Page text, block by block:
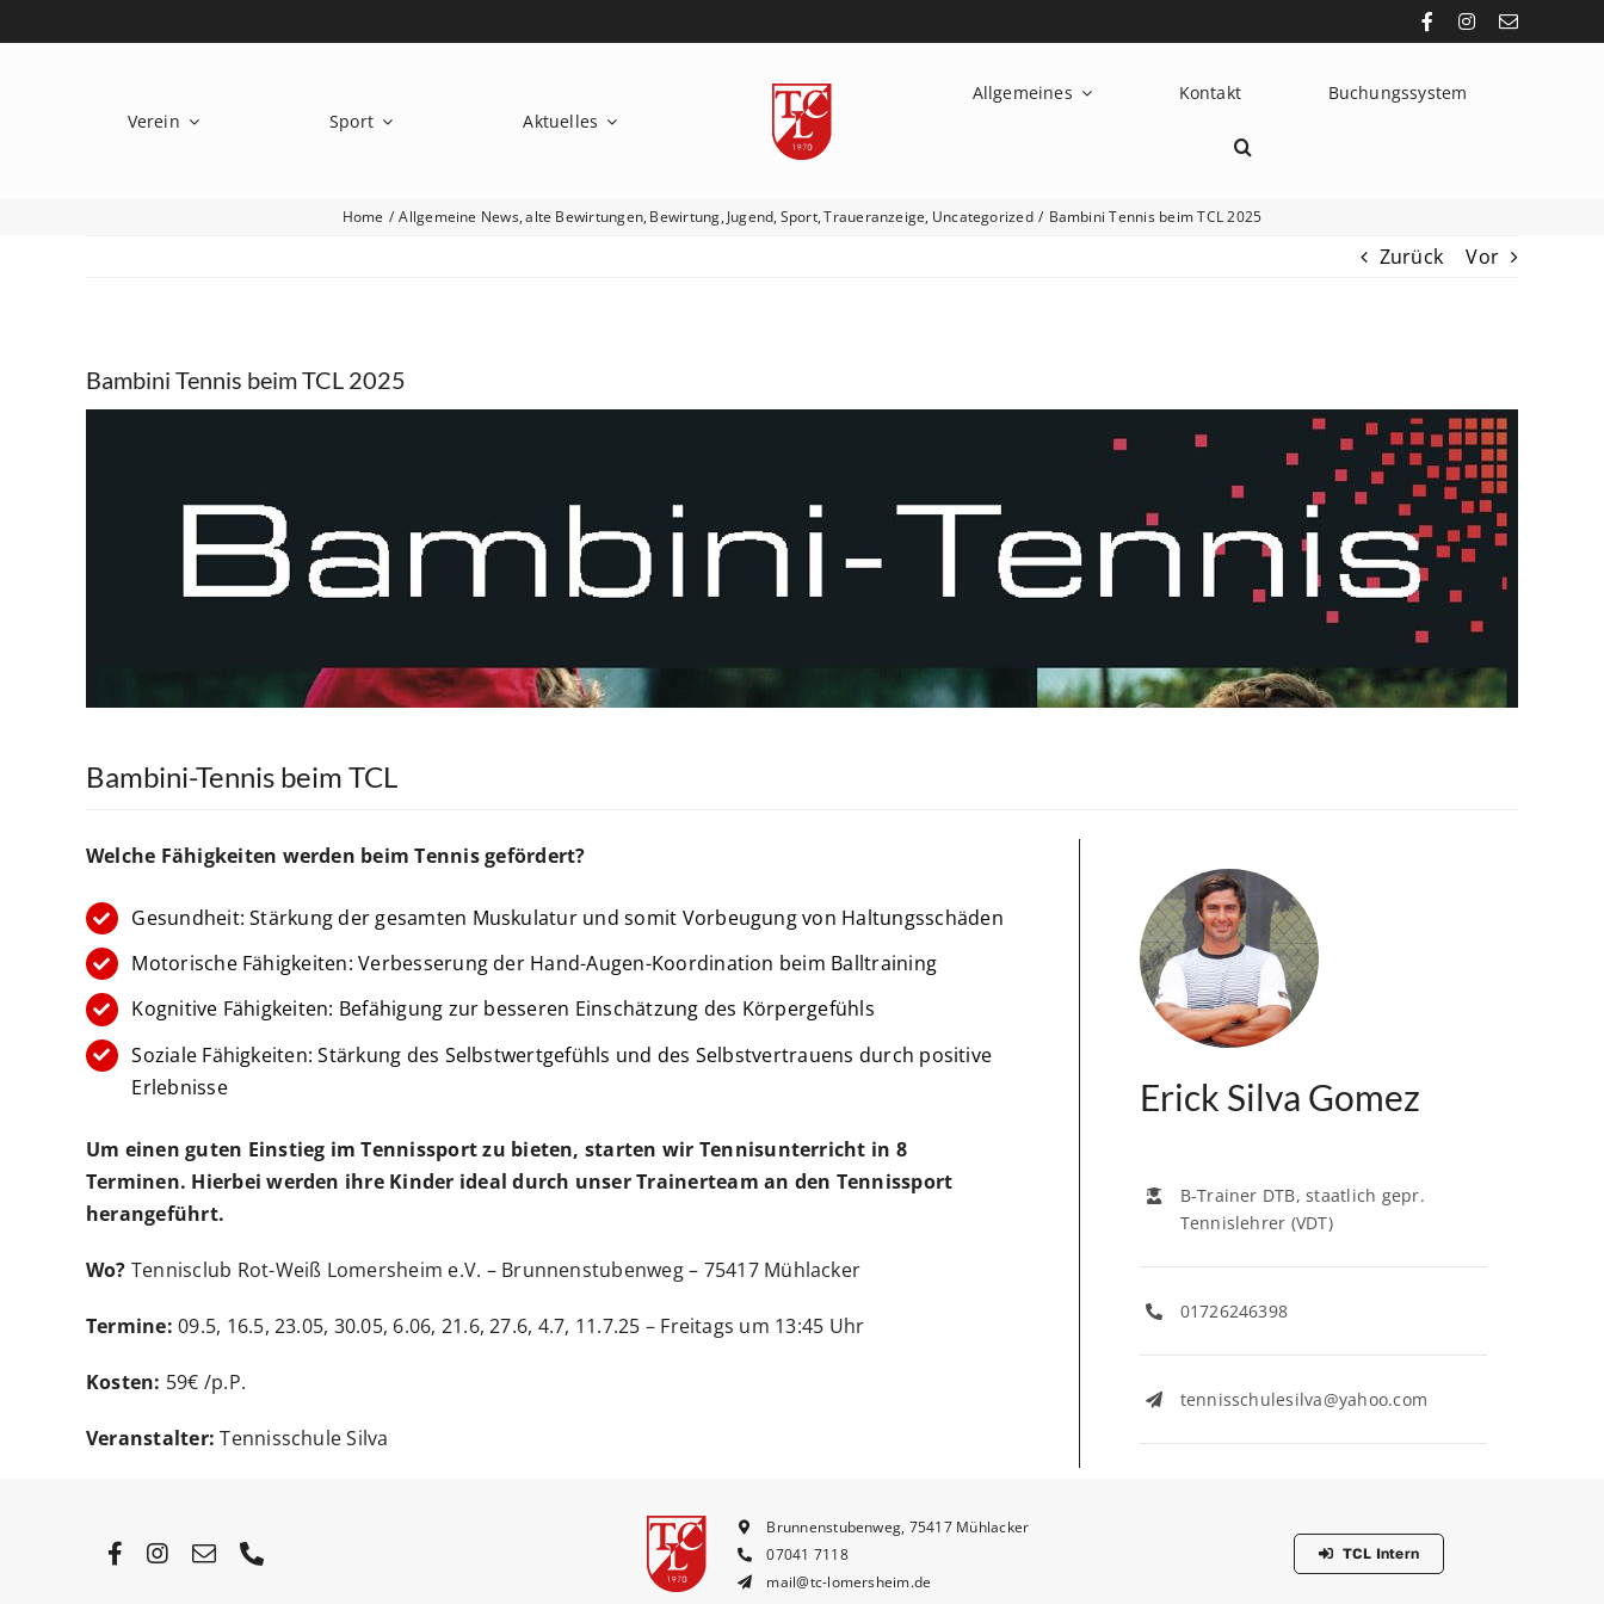
Inhalt
Verein Sport Aktuelles
Allgemeines Kontakt Buchungssystem
Home Allgemeine News alte Bewirtungen Bewirtung Jugend Sport Traueranzeige Uncategorized Bambini Tennis beim TCL 2025
Zurück Vor
Bambini Tennis beim TCL 2025
Bambini-Tennis beim TCL
Welche Fähigkeiten werden beim Tennis gefördert?
Gesundheit: Stärkung der gesamten Muskulatur und somit Vorbeugung von Haltungsschäden
Motorische Fähigkeiten: Verbesserung der Hand-Augen-Koordination beim Balltraining
Kognitive Fähigkeiten: Befähigung zur besseren Einschätzung des Körpergefühls
Soziale Fähigkeiten: Stärkung des Selbstwertgefühls und des Selbstvertrauens durch positive
Erlebnisse
Um einen guten Einstieg im Tennissport zu bieten, starten wir Tennisunterricht in 8
Terminen. Hierbei werden ihre Kinder ideal durch unser Trainerteam an den Tennissport
herangeführt.
Wo? Tennisclub Rot-Weiß Lomersheim e.V. – Brunnenstubenweg – 75417 Mühlacker
Termine: 09.5, 16.5, 23.05, 30.05, 6.06, 21.6,27.6, 4.7, 11.7.25 – Freitags um 13:45 Uhr
Kosten: 59€ /p.P.
Veranstalter:Tennisschule Silva
Erick Silva Gomez
B-Trainer DTB, staatlich gepr.
Tennislehrer (VDT)
01726246398
tennisschulesilva@yahoo.com
Brunnenstubenweg, 75417 Mühlacker
07041 7118
mail@tc-lomersheim.de
TCL Intern